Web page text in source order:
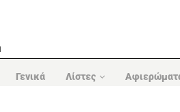
Γενικά Λίστες